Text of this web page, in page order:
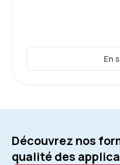
En
Découvrez nos
qualité des